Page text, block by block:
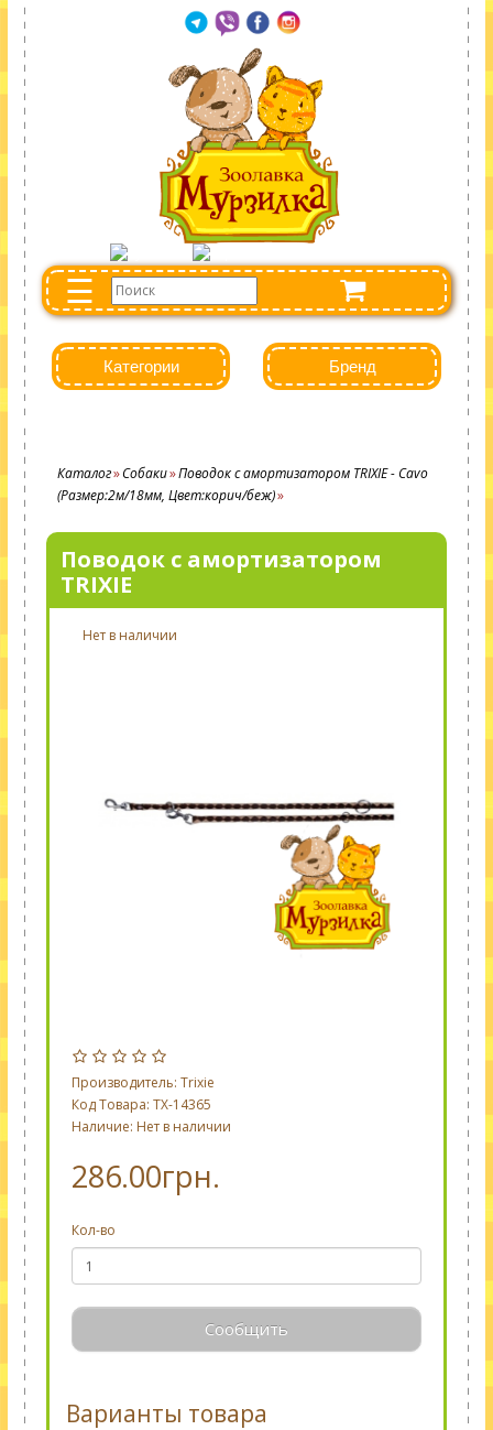
☰
Категории Бренд
Каталог Собаки Поводок с амортизатором TRIXIE - Cavo
(Размер:2м/18мм, Цвет:корич/беж)
Поводок с амортизатором
TRIXIE
Нет в наличии
Производитель: Trixie
Код Товара: TX-14365
Наличие: Нет в наличии
286.00грн.
Кол-во
Сообщить
Варианты товара